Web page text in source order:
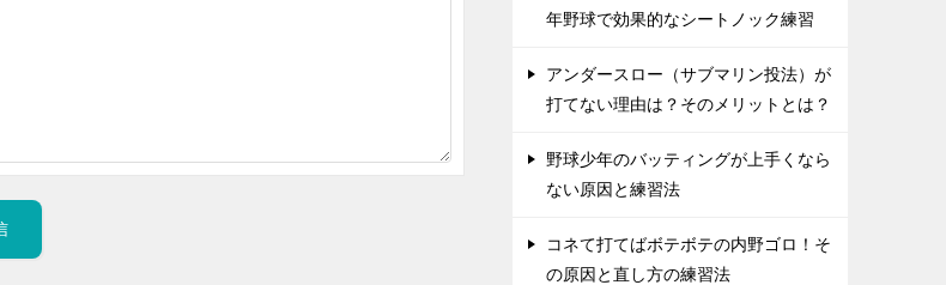
年野球で効果的なシートノック練習
アンダースロー（サブマリン投法）が
打てない理由は？そのメリットとは？
野球少年のバッティングが上手くなら
ない原因と練習法
コネて打てばボテボテの内野ゴロ！そ
の原因と直し方の練習法